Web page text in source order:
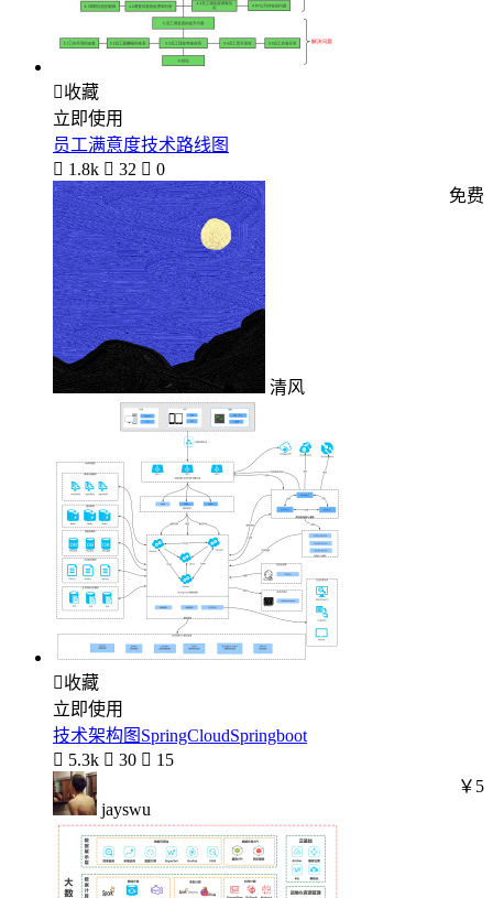
收藏
立即使用
员工满意度技术路线图
 1.8k  32  0
清风
免费
收藏
立即使用
技术架构图SpringCloudSpringboot
 5.3k  30  15
jayswu
￥5